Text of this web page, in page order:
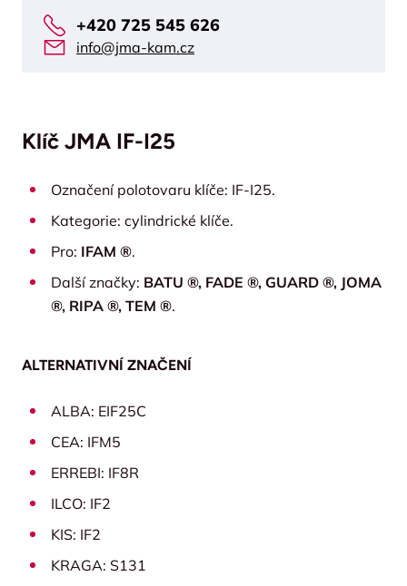
+420 725 545 626
info@jma-kam.cz
Klíč JMA IF-I25
Označení polotovaru klíče: IF-I25.
Kategorie: cylindrické klíče.
Pro: IFAM ®.
Další značky: BATU ®, FADE ®, GUARD ®, JOMA
®, RIPA ®, TEM ®.
ALTERNATIVNÍ ZNAČENÍ
ALBA: EIF25C
CEA: IFM5
ERREBI: IF8R
ILCO: IF2
KIS: IF2
KRAGA: S131